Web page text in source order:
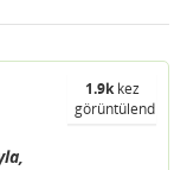
1.9kkez
görüntülendi